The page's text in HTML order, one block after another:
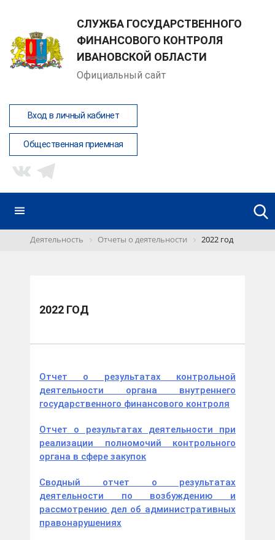
СЛУЖБА ГОСУДАРСТВЕННОГО
ФИНАНСОВОГО КОНТРОЛЯ
ИВАНОВСКОЙ ОБЛАСТИ
Официальный сайт
Вход в личный кабинет
Общественная приемная
Деятельность Отчеты о деятельности 2022 год
2022 ГОД
Отчет о результатах контрольной
деятельности органа внутреннего
государственного финансового контроля
Отчет о результатах деятельности при
реализации полномочий контрольного
органа в сфере закупок
Сводный отчет о результатах
деятельности по возбуждению и
рассмотрению дел об административных
правонарушениях